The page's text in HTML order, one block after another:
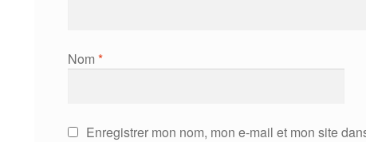
Nom*
Enregistrer mon nom, mon e-mail et mon site